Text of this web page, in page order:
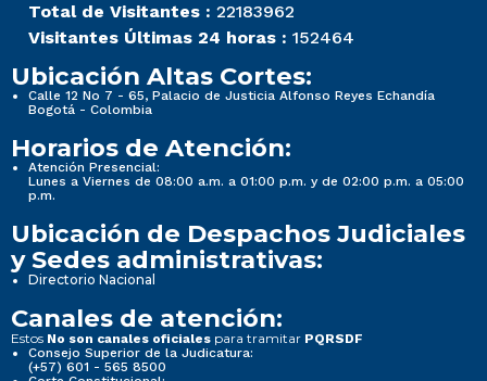
Total de Visitantes : 22183962
Visitantes Últimas 24 horas : 152464
Ubicación Altas Cortes:
Calle 12 No 7 - 65, Palacio de Justicia Alfonso Reyes Echandía
Bogotá - Colombia
Horarios de Atención:
Atención Presencial:
Lunes a Viernes de 08:00 a.m. a 01:00 p.m. y de 02:00 p.m. a 05:00
p.m.
Ubicación de Despachos Judiciales
y Sedes administrativas:
Directorio Nacional
Canales de atención:
Estos No son canales oficiales para tramitar PQRSDF
Consejo Superior de la Judicatura:
(+57) 601 - 565 8500